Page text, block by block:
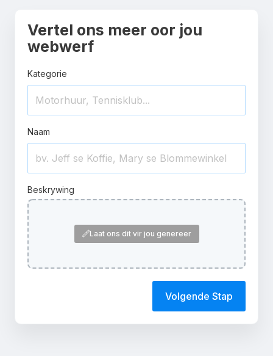
Vertel ons meer oor jou
webwerf
Kategorie
Naam
Beskrywing
Laat ons dit vir jou genereer
Volgende Stap